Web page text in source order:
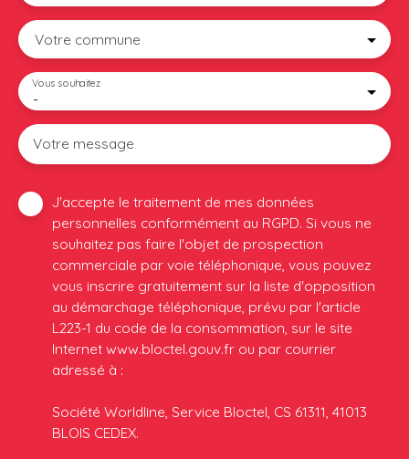
Votre commune
-
Vous souhaitez
Votre message
J'accepte le traitement de mes données
personnelles conformément au RGPD. Si vous ne
souhaitez pas faire l'objet de prospection
commerciale par voie téléphonique, vous pouvez
vous inscrire gratuitement sur la liste d'opposition
au démarchage téléphonique, prévu par l'article
L223-1 du code de la consommation, sur le site
Internet www.bloctel.gouv.fr ou par courrier
adressé à :
Société Worldline, Service Bloctel, CS 61311, 41013
BLOIS CEDEX.